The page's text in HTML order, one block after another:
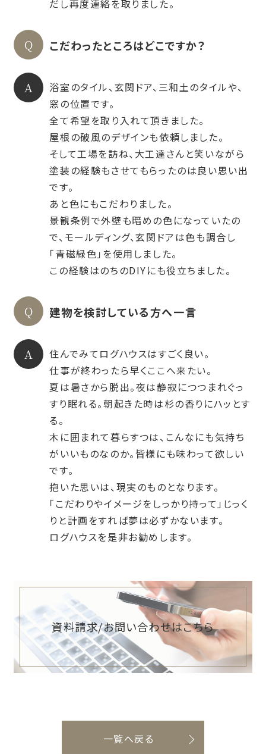
だし再度連絡を取りました。
こだわったところはどこですか？
浴室のタイル、玄関ドア、三和土のタイルや、
窓の位置です。
全て希望を取り入れて頂きました。
屋根の破風のデザインも依頼しました。
そして工場を訪ね、大工達さんと笑いながら
塗装の経験もさせてもらったのは良い思い出
です。
あと色にもこだわりました。
景観条例で外壁も暗めの色になっていたの
で、モールディング、玄関ドアは色も調合し
「青磁緑色」を使用しました。
この経験はのちのDIYにも役立ちました。
建物を検討している方へ一言
住んでみてログハウスはすごく良い。
仕事が終わったら早くここへ来たい。
夏は暑さから脱出。夜は静寂につつまれぐっ
すり眠れる。朝起きた時は杉の香りにハッとす
る。
木に囲まれて暮らすつは、こんなにも気持ち
がいいものなのか。皆様にも味わって欲しい
です。
抱いた思いは、現実のものとなります。
「こだわりやイメージをしっかり持って」じっく
りと計画をすれば夢は必ずかないます。
ログハウスを是非お勧めします。
資料請求/お問い合わせはこちら
一覧へ戻る